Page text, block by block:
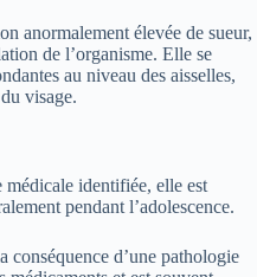
anormalement élevée de sueur,
de l’organisme. Elle se
au niveau des aisselles,
visage.
médicale identifiée, elle est
pendant l’adolescence.
conséquence d’une pathologie